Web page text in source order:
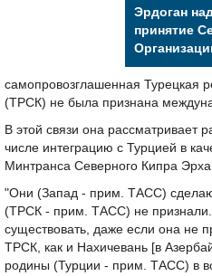
Эрдоган
принятие
самопровозглашенная Турецкая
(ТРСК) не была признана
В этой связи она рассматривает
числе интеграцию с Турцией в
Минтранса Северного Кипра
"Они (Запад - прим. ТАСС)
(ТРСК - прим. ТАСС) не
существовать, даже если она не
ТРСК, как и Нахичевань [в
родины (Турции - прим. ТАСС) в